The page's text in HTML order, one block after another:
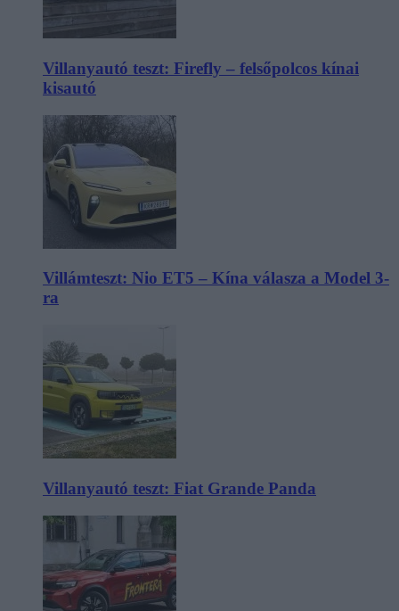
Villanyautó teszt: Firefly – felsőpolcos kínai
kisautó
Villámteszt: Nio ET5 – Kína válasza a Model 3-
ra
Villanyautó teszt: Fiat Grande Panda